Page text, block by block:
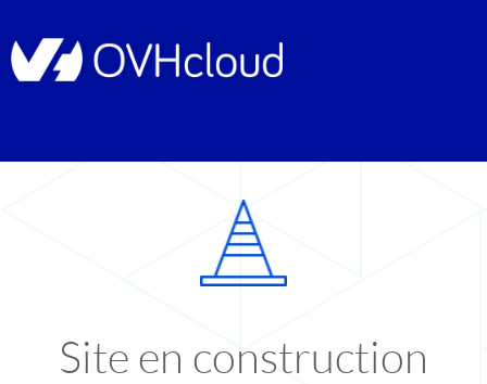
Site en construction